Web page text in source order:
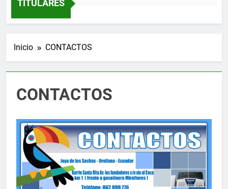
TITULARES
Inicio CONTACTOS
CONTACTOS